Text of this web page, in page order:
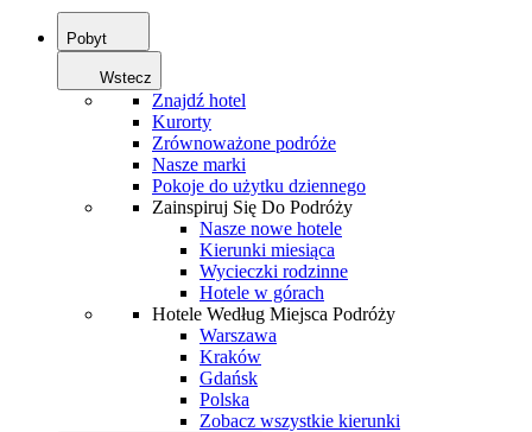
Pobyt
Wstecz
Znajdź hotel
Kurorty
Zrównoważone podróże
Nasze marki
Pokoje do użytku dziennego
Zainspiruj Się Do Podróży
Nasze nowe hotele
Kierunki miesiąca
Wycieczki rodzinne
Hotele w górach
Hotele Według Miejsca Podróży
Warszawa
Kraków
Gdańsk
Polska
Zobacz wszystkie kierunki